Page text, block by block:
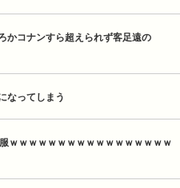
かコナンすら超えられず客足遠の
なってしまう
ｗｗｗｗｗｗｗｗｗｗｗｗｗｗｗｗｗ